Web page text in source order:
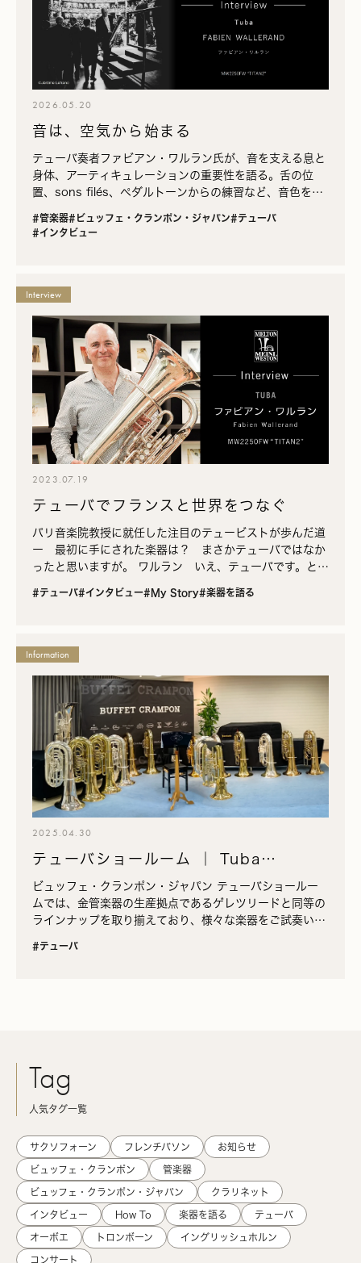
2026.05.20
音は、空気から始まる
テューバ奏者ファビアン・ワルラン氏が、音を支える息と
身体、アーティキュレーションの重要性を語る。舌の位
置、sons filés、ペダルトーンからの練習など、音色を育
#管楽器#ビュッフェ・クランポン・ジャパン#テューバ
#インタビュー
Interview
2023.07.19
テューバでフランスと世界をつなぐ
パリ音楽院教授に就任した注目のテュービストが歩んだ道
ー 最初に手にされた楽器は？ まさかテューバではなか
ったと思いますが。 ワルラン いえ、テューバです。と言
ン）。８…
#テューバ#インタビュー#My Story#楽器を語る
Information
2025.04.30
テューバショールーム ｜ Tuba
Showroom
ビュッフェ・クランポン・ジャパン テューバショールー
ムでは、金管楽器の生産拠点であるゲレツリードと同等の
ラインナップを取り揃えており、様々な楽器をご試奏いた
#テューバ
Tag
人気タグ一覧
サクソフォーン フレンチバソン お知らせ
ビュッフェ・クランポン 管楽器
ビュッフェ・クランポン・ジャパン クラリネット
インタビュー How To 楽器を語る テューバ
オーボエ トロンボーン イングリッシュホルン
コンサート